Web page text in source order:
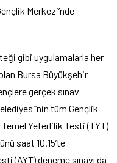
Merkezi’nde
gibi uygulamalarla her
Bursa Büyükşehir
gerçek sınav
tüm Gençlik
Yeterlilik Testi (TYT)
saat 10.15’te
(AYT) deneme sınavı da